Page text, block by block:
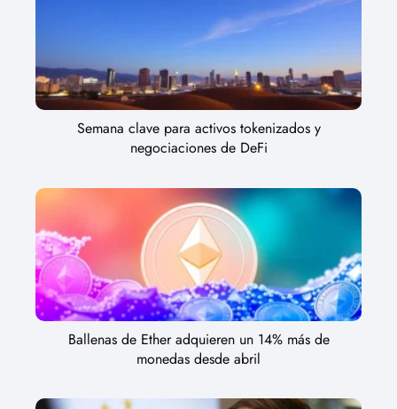
Semana clave para activos tokenizados y
negociaciones de DeFi
Ballenas de Ether adquieren un 14% más de
monedas desde abril